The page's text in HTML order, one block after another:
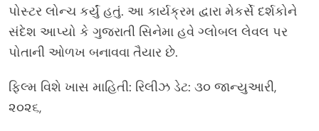
પોસ્ટર લોન્ચ કર્યું હતું. આ કાર્યક્રમ દ્વારા મેકર્સે દર્શકોને
સંદેશ આપ્યો કે ગુજરાતી સિનેમા હવે ગ્લોબલ લેવલ પર
પોતાની ઓળખ બનાવવા તૈયાર છે.
ફિલ્મ વિશે ખાસ માહિતી: રિલીઝ ડેટ: ૩૦ જાન્યુઆરી,
૨૦૨૬,